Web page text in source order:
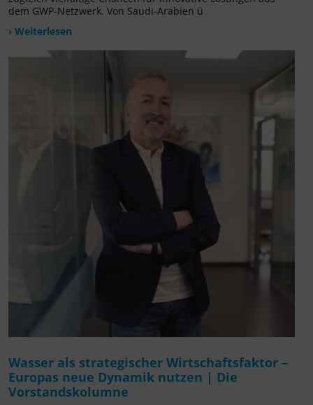
dem GWP-Netzwerk. Von Saudi-Arabien ü
› Weiterlesen
Wasser als strategischer Wirtschaftsfaktor –
Europas neue Dynamik nutzen | Die
Vorstandskolumne